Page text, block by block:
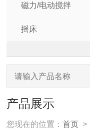
磁力/电动搅拌
摇床
产品展示
您现在的位置：首页 >